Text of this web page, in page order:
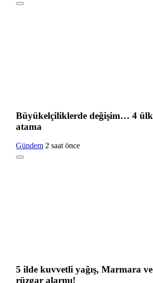
Büyükelçiliklerde değişim… 4
atama
Gündem 2 saat önce
5 ilde kuvvetli yağış, Marmara ve
rüzgar alarmı!